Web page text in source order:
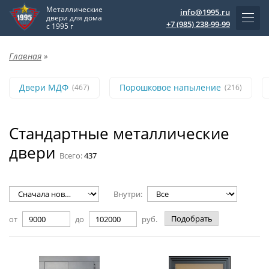
Металлические
двери для дома
с 1995 г
info@1995.ru
+7 (985) 238-99-99
Главная »
Двери МДФ (467) Порошковое напыление (216)
Стандартные металлические
двери Всего:437
Внутри:
от до руб. Подобрать